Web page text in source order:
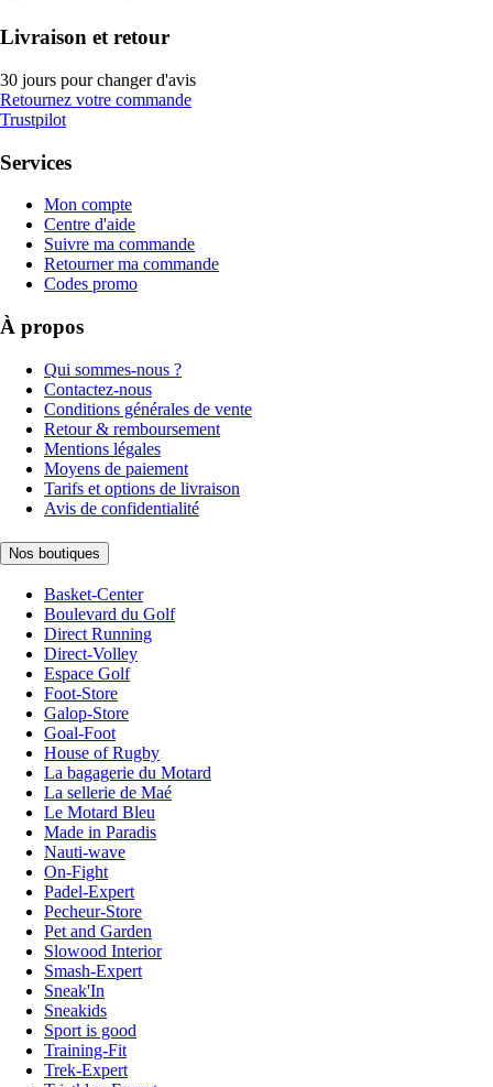
Livraison et retour
30 jours pour changer d'avis
Retournez votre commande
Trustpilot
Services
Mon compte
Centre d'aide
Suivre ma commande
Retourner ma commande
Codes promo
À propos
Qui sommes-nous ?
Contactez-nous
Conditions générales de vente
Retour & remboursement
Mentions légales
Moyens de paiement
Tarifs et options de livraison
Avis de confidentialité
Nos boutiques
Basket-Center
Boulevard du Golf
Direct Running
Direct-Volley
Espace Golf
Foot-Store
Galop-Store
Goal-Foot
House of Rugby
La bagagerie du Motard
La sellerie de Maé
Le Motard Bleu
Made in Paradis
Nauti-wave
On-Fight
Padel-Expert
Pecheur-Store
Pet and Garden
Slowood Interior
Smash-Expert
Sneak'In
Sneakids
Sport is good
Training-Fit
Trek-Expert